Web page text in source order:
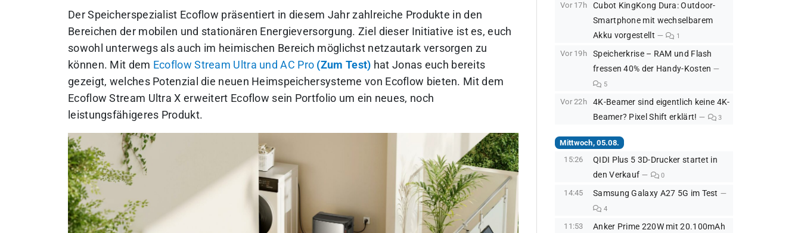
Der Speicherspezialist Ecoflow präsentiert in diesem Jahr zahlreiche Produkte in den
Bereichen der mobilen und stationären Energieversorgung. Ziel dieser Initiative ist es, euch
sowohl unterwegs als auch im heimischen Bereich möglichst netzautark versorgen zu
können. Mit dem Ecoflow Stream Ultra und AC Pro (Zum Test) hat Jonas euch bereits
gezeigt, welches Potenzial die neuen Heimspeichersysteme von Ecoflow bieten. Mit dem
Ecoflow Stream Ultra X erweitert Ecoflow sein Portfolio um ein neues, noch
leistungsfähigeres Produkt.
Vor 17h
Cubot KingKong Dura: Outdoor-
Smartphone mit wechselbarem
Akku vorgestellt
1
Vor 19h
Speicherkrise – RAM und Flash
fressen 40% der Handy-Kosten
5
Vor 22h
4K-Beamer sind eigentlich keine 4K-
Beamer? Pixel Shift erklärt!
3
Mittwoch, 05.08.
15:26
QIDI Plus 5 3D-Drucker startet in
den Verkauf
0
14:45 Samsung Galaxy A27 5G im Test
4
11:53
Anker Prime 220W mit 20.100mAh